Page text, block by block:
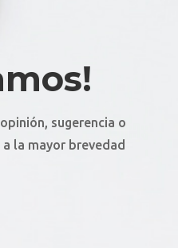
sugerencia o
la mayor brevedad